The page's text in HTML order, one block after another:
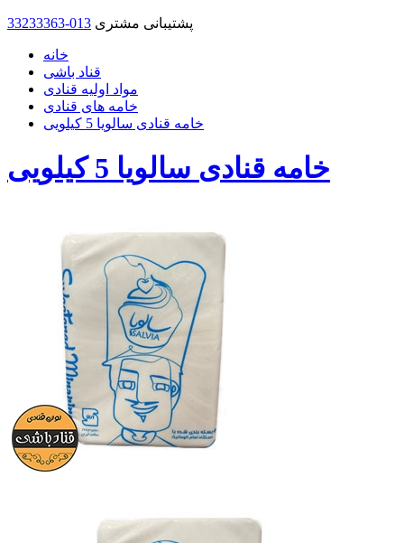
33233363-013 پشتیبانی مشتری
خانه
قناد باشی
مواد اولیه قنادی
خامه های قنادی
خامه قنادی سالویا 5 کیلویی
خامه قنادی سالویا 5 کیلویی